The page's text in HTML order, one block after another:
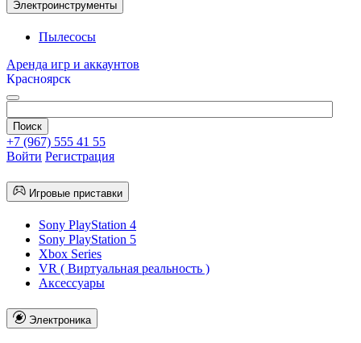
Электроинструменты
Пылесосы
Аренда игр и аккаунтов
Красноярск
+7 (967) 555 41 55
Войти Регистрация
Игровые приставки
Sony PlayStation 4
Sony PlayStation 5
Xbox Series
VR ( Виртуальная реальность )
Аксессуары
Электроника